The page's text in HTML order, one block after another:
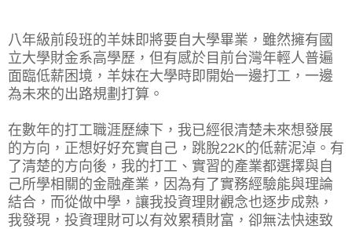
八年級前段班的羊妹即將要自大學畢業，雖然擁有國
立大學財金系高學歷，但有感於目前台灣年輕人普遍
面臨低薪困境，羊妹在大學時即開始一邊打工，一邊
為未來的出路規劃打算。
在數年的打工職涯歷練下，我已經很清楚未來想發展
的方向，正想好好充實自己，跳脫22K的低薪泥淖。有
了清楚的方向後，我的打工、實習的產業都選擇與自
己所學相關的金融產業，因為有了實務經驗能與理論
結合，而從做中學，讓我投資理財觀念也逐步成熟，
我發現，投資理財可以有效累積財富，卻無法快速致